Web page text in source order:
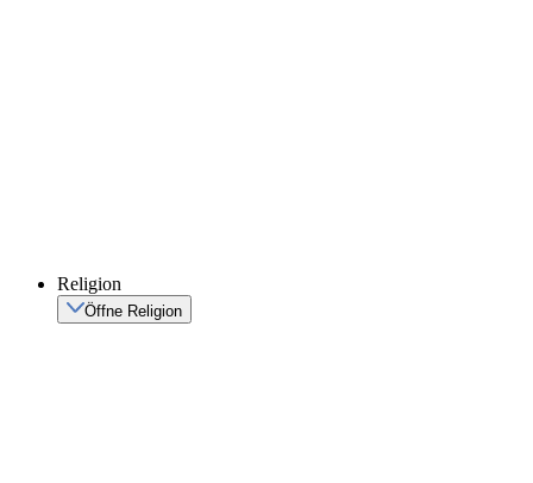
Religion
Öffne Religion